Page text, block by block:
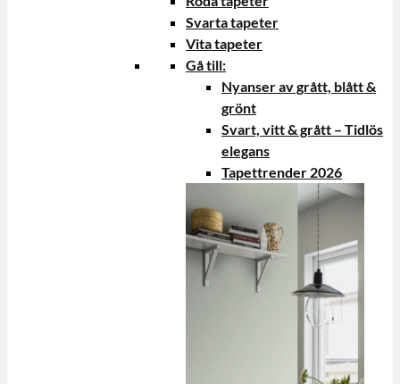
Svarta tapeter
Vita tapeter
Gå till:
Nyanser av grått, blått &
grönt
Svart, vitt & grått – Tidlös
elegans
Tapettrender 2026